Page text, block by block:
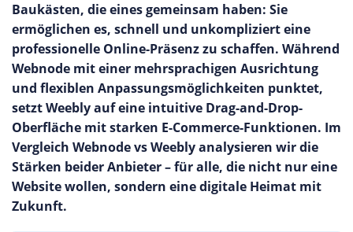
Baukästen, die eines gemeinsam haben: Sie
ermöglichen es, schnell und unkompliziert eine
professionelle Online-Präsenz zu schaffen. Während
Webnode mit einer mehrsprachigen Ausrichtung
und flexiblen Anpassungsmöglichkeiten punktet,
setzt Weebly auf eine intuitive Drag-and-Drop-
Oberfläche mit starken E-Commerce-Funktionen. Im
Vergleich Webnode vs Weebly analysieren wir die
Stärken beider Anbieter – für alle, die nicht nur eine
Website wollen, sondern eine digitale Heimat mit
Zukunft.